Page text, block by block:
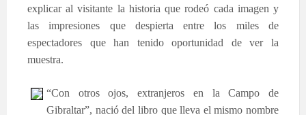
explicar al visitante la historia que rodeó cada imagen y
las impresiones que despierta entre los miles de
espectadores que han tenido oportunidad de ver la
muestra.
“Con otros ojos, extranjeros en la Campo de
Gibraltar”, nació del libro que lleva el mismo nombre